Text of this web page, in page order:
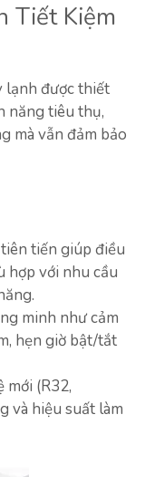
Tiết Kiệm
lạnh được thiết
năng tiêu thụ,
mà vẫn đảm bảo
tiến giúp điều
hợp với nhu cầu
minh như cảm
hẹn giờ bật/tắt
mới (R32,
và hiệu suất làm